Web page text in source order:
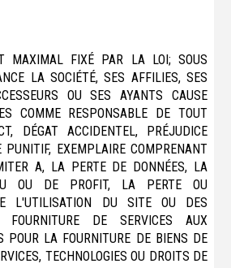
MAXIMAL FIXÉ PAR LA LOI; SOUS
LA SOCIÉTÉ, SES AFFILIES, SES
OU SES AYANTS CAUSE
COMME RESPONSABLE DE TOUT
DÉGAT ACCIDENTEL, PRÉJUDICE
PUNITIF, EXEMPLAIRE COMPRENANT
A, LA PERTE DE DONNÉES, LA
OU DE PROFIT, LA PERTE OU
L'UTILISATION DU SITE OU DES
DE SERVICES AUX
POUR LA FOURNITURE DE BIENS DE
TECHNOLOGIES OU DROITS DE